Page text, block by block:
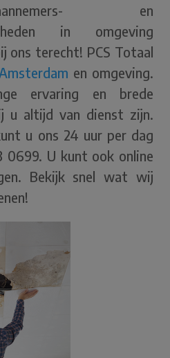
en
in omgeving
ons terecht! PCS Totaal
en omgeving.
ervaring en brede
u altijd van dienst zijn.
u ons 24 uur per dag
0699. U kunt ook online
Bekijk snel wat wij